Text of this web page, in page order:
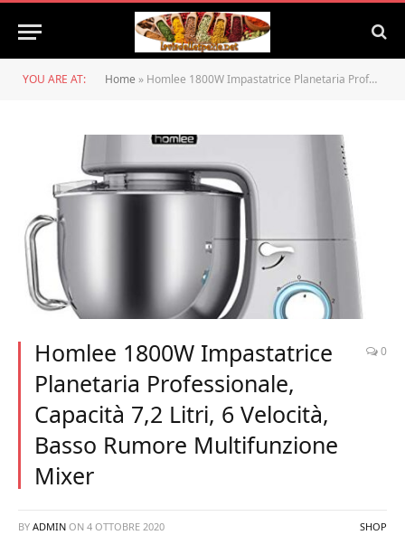
YOU ARE AT: Home » Homlee 1800W Impastatrice Planetaria Professionale, Capacità 7,2 Litri, 6 Velocità, Basso Rumore Multifunzione Mixer
Homlee 1800W Impastatrice
Planetaria Professionale,
Capacità 7,2 Litri, 6 Velocità,
Basso Rumore Multifunzione
Mixer
0
BY ADMIN ON 4 OTTOBRE 2020 SHOP